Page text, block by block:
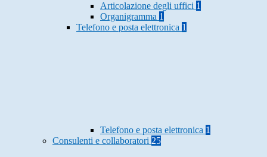
Articolazione degli uffici 1
Organigramma 1
Telefono e posta elettronica 1
Telefono e posta elettronica 1
Consulenti e collaboratori 25